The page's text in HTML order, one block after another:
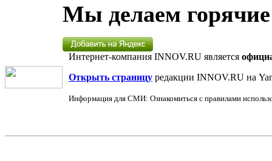
Мы делаем горячие
Интернет-компания INNOV.RU является
Открыть страницу редакции INNOV.RU на
Информация для СМИ: Ознакомиться с правилами